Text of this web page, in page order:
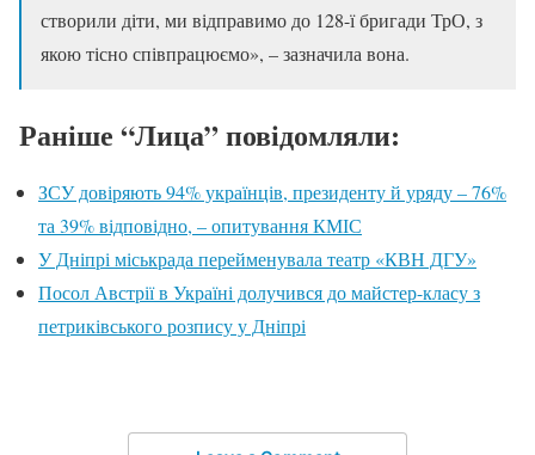
створили діти, ми відправимо до 128-ї бригади ТрО, з
якою тісно співпрацюємо», – зазначила вона.
Раніше “Лица” повідомляли:
ЗСУ довіряють 94% українців, президенту й уряду – 76%
та 39% відповідно, – опитування КМІС
У Дніпрі міськрада перейменувала театр «КВН ДГУ»
Посол Австрії в Україні долучився до майстер-класу з
петриківського розпису у Дніпрі